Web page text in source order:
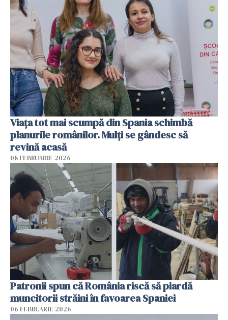
Viața tot mai scumpă din Spania schimbă
planurile românilor. Mulți se gândesc să
revină acasă
08 FEBRUARIE 2026
Patronii spun că România riscă să piardă
muncitorii străini în favoarea Spaniei
06 FEBRUARIE 2026